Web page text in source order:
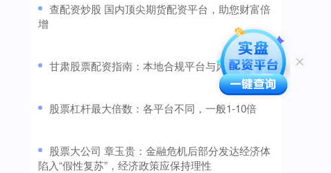
​查配资炒股 国内顶尖期货配资平台，助您财富倍
增
​甘肃股票配资指南：本地合规平台与风险提示
​股票杠杆最大倍数：各平台不同，一般1-10倍
​股票大公司 章玉贵：金融危机后部分发达经济体
陷入“假性复苏”，经济政策应保持理性